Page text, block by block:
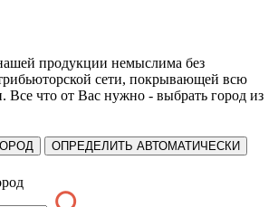
продукции немыслима без
сети, покрывающей всю
Все что от Вас нужно - выбрать город из
ОПРЕДЕЛИТЬ АВТОМАТИЧЕСКИ